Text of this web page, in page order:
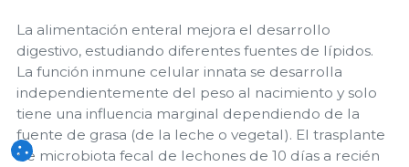
La alimentación enteral mejora el desarrollo
digestivo, estudiando diferentes fuentes de lípidos.
La función inmune celular innata se desarrolla
independientemente del peso al nacimiento y solo
tiene una influencia marginal dependiendo de la
fuente de grasa (de la leche o vegetal). El trasplante
de microbiota fecal de lechones de 10 días a recién